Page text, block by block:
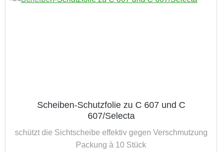
Scheiben-Schutzfolie zu C 607 und C
607/Selecta
schützt die Sichtscheibe effektiv gegen Verschmutzung
Packung à 10 Stück